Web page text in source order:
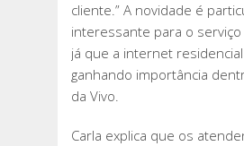
cliente.” A novidade é
interessante para o
já que a internet
ganhando importância
da Vivo.
Carla explica que os